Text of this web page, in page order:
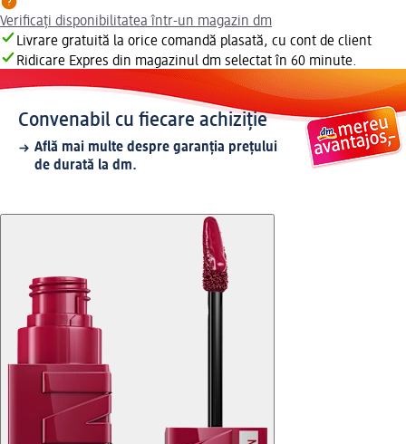
Verificați disponibilitatea într-un magazin dm
Livrare gratuită la orice comandă plasată, cu cont de client
Ridicare Expres din magazinul dm selectat în 60 minute.
Convenabil cu fiecare achiziție
Află mai multe despre garanția prețului
de durată la dm.